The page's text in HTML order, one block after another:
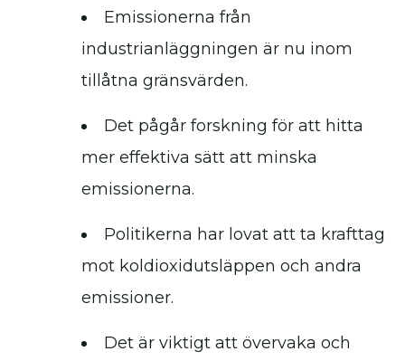
Emissionerna från
industrianläggningen är nu inom
tillåtna gränsvärden.
Det pågår forskning för att hitta
mer effektiva sätt att minska
emissionerna.
Politikerna har lovat att ta krafttag
mot koldioxidutsläppen och andra
emissioner.
Det är viktigt att övervaka och